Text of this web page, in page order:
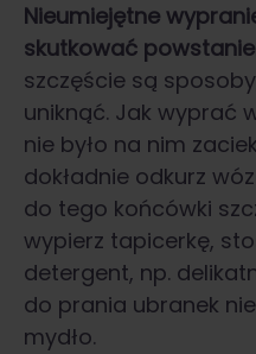
Nieumiejętne
skutkować
szczęście są
uniknąć. Jak wyprać
nie było na nim
dokładnie odkurz
do tego końcówki
wypierz tapicerkę,
detergent, np.
do prania ubranek
mydło.